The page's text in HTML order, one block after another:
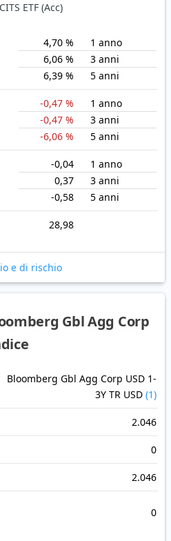
ETF (Acc)
4,70 %
1 anno
6,06 %
3 anni
6,39 %
5 anni
-0,47 %
1 anno
-0,47 %
3 anni
-6,06 %
5 anni
-0,04
1 anno
0,37
3 anni
-0,58
5 anni
28,98
e di rischio
Gbl Agg Corp
Bloomberg Gbl Agg Corp USD 1-
3Y TR USD (1)
2.046
0
2.046
0